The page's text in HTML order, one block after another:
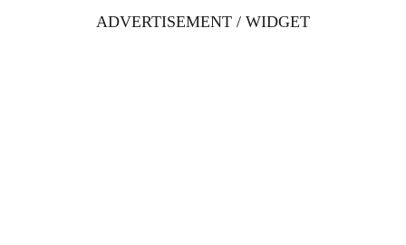
ADVERTISEMENT / WIDGET